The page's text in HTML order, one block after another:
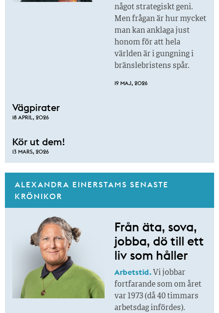
något strategiskt geni.
Men frågan är hur mycket
man kan anklaga just
honom för att hela
världen är i gungning i
bränslebristens spår.
19 MAJ, 2026
Vägpirater
18 APRIL, 2026
Kör ut dem!
13 MARS, 2026
ALEXANDRA EINERSTAMS SENASTE
KRÖNIKOR
Från äta, sova,
jobba, dö till ett
liv som håller
Arbetstid. Vi jobbar
fortfarande som om året
var 1973 (då 40 timmars
arbetsdag infördes).